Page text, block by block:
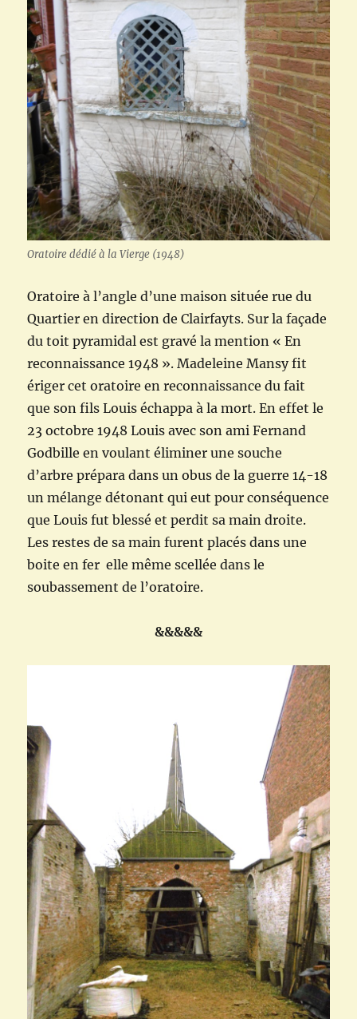
Oratoire dédié à la Vierge (1948)
Oratoire à l’angle d’une maison située rue du
Quartier en direction de Clairfayts. Sur la façade
du toit pyramidal est gravé la mention « En
reconnaissance 1948 ». Madeleine Mansy fit
ériger cet oratoire en reconnaissance du fait
que son fils Louis échappa à la mort. En effet le
23 octobre 1948 Louis avec son ami Fernand
Godbille en voulant éliminer une souche
d’arbre prépara dans un obus de la guerre 14-18
un mélange détonant qui eut pour conséquence
que Louis fut blessé et perdit sa main droite.
Les restes de sa main furent placés dans une
boite en fer elle même scellée dans le
soubassement de l’oratoire.
&&&&&